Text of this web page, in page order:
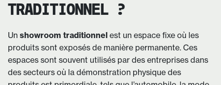
TRADITIONNEL ?
Un showroom traditionnel est un espace fixe où les
produits sont exposés de manière permanente. Ces
espaces sont souvent utilisés par des entreprises dans
des secteurs où la démonstration physique des